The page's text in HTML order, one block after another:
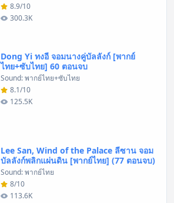
8.9/10
300.3K
Dong Yi ทงอี จอมนางคู่บัลลังก์ [พากย์
ไทย+ซับไทย] 60 ตอนจบ
Sound: พากย์ไทย+ซับไทย
8.1/10
125.5K
Lee San, Wind of the Palace ลีซาน จอม
บัลลังก์พลิกแผ่นดิน [พากย์ไทย] (77 ตอนจบ)
Sound: พากย์ไทย
8/10
113.6K